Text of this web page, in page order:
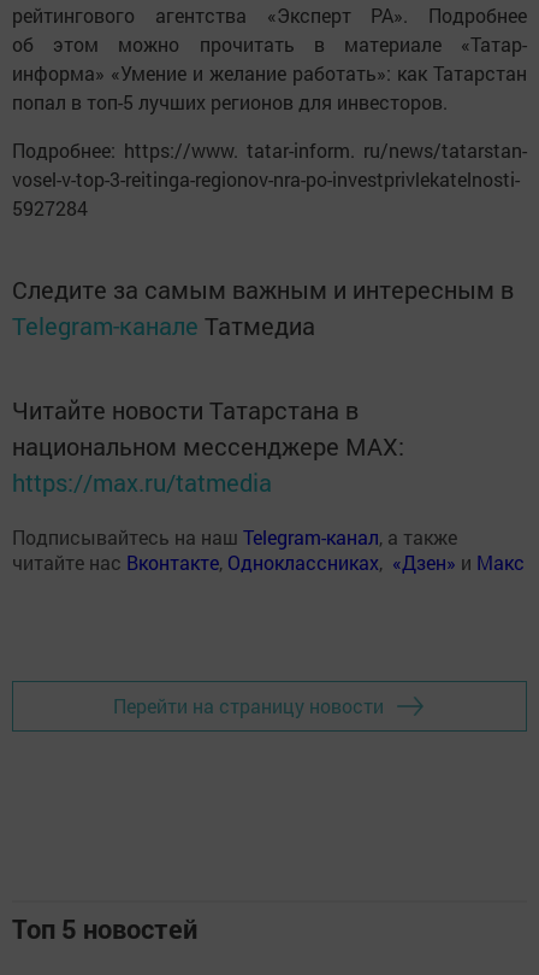
рейтингового агентства «Эксперт РА». Подробнее
об этом можно прочитать в материале «Татар-
информа» «Умение и желание работать»: как Татарстан
попал в топ-5 лучших регионов для инвесторов.
Подробнее: https://www. tatar-inform. ru/news/tatarstan-
vosel-v-top-3-reitinga-regionov-nra-po-investprivlekatelnosti-
5927284
Следите за самым важным и интересным в
Telegram-канале Татмедиа
Читайте новости Татарстана в
национальном мессенджере MАХ:
https://max.ru/tatmedia
Подписывайтесь на наш Telegram-канал, а также
читайте нас Вконтакте, Одноклассниках, «Дзен» и Макс
Перейти на страницу новости
Топ 5 новостей